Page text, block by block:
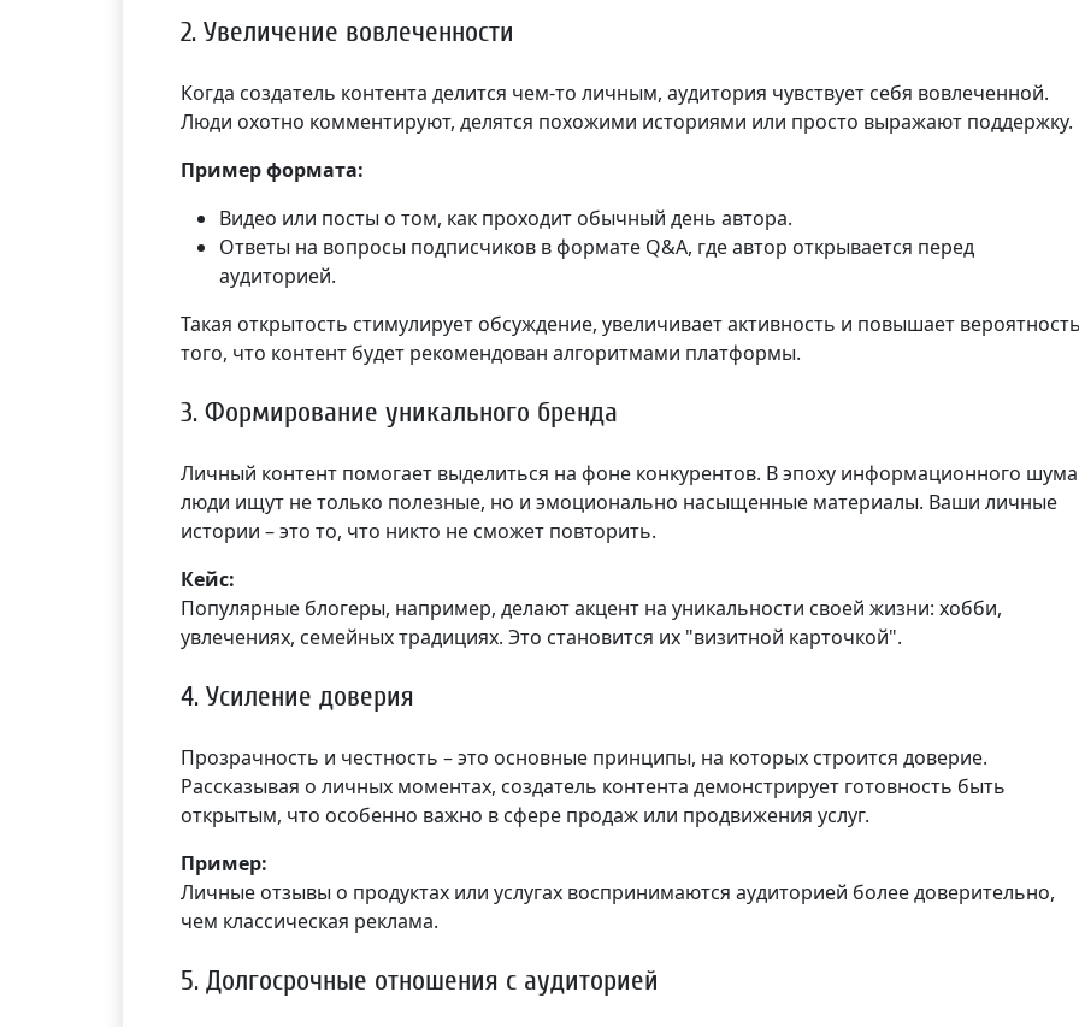
2. Увеличение вовлеченности
Когда создатель контента делится чем-то личным, аудитория чувствует себя вовлеченной.
Люди охотно комментируют, делятся похожими историями или просто выражают поддержку.
Пример формата:
Видео или посты о том, как проходит обычный день автора.
Ответы на вопросы подписчиков в формате Q&A, где автор открывается перед
аудиторией.
Такая открытость стимулирует обсуждение, увеличивает активность и повышает
того, что контент будет рекомендован алгоритмами платформы.
3. Формирование уникального бренда
Личный контент помогает выделиться на фоне конкурентов. В эпоху информационного шума
люди ищут не только полезные, но и эмоционально насыщенные материалы. Ваши личные
истории – это то, что никто не сможет повторить.
Кейс:
Популярные блогеры, например, делают акцент на уникальности своей жизни: хобби,
увлечениях, семейных традициях. Это становится их "визитной карточкой".
4. Усиление доверия
Прозрачность и честность – это основные принципы, на которых строится доверие.
Рассказывая о личных моментах, создатель контента демонстрирует готовность быть
открытым, что особенно важно в сфере продаж или продвижения услуг.
Пример:
Личные отзывы о продуктах или услугах воспринимаются аудиторией более доверительно,
чем классическая реклама.
5. Долгосрочные отношения с аудиторией